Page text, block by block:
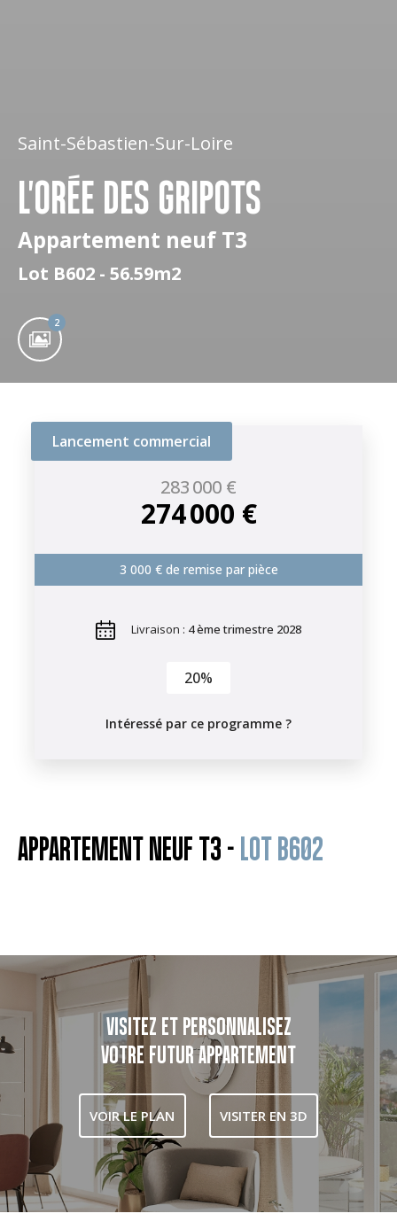
Saint-Sébastien-Sur-Loire
L'ORÉE DES GRIPOTS
Appartement neuf T3
Lot B602 - 56.59m2
2
Lancement commercial
283 000 €
274 000 €
3 000 € de remise par pièce
Livraison : 4 ème trimestre 2028
20%
Intéressé par ce programme ?
APPARTEMENT NEUF T3 - LOT B602
VISITEZ ET PERSONNALISEZ
VOTRE FUTUR APPARTEMENT
VOIR LE PLAN VISITER EN 3D